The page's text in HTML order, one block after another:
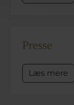
Presse
Læs mere